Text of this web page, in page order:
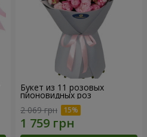
Букет из 11 розовых
пионовидных роз
2 069 грн